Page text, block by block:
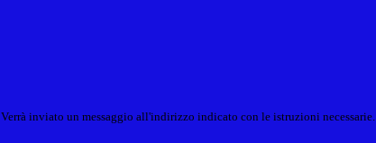
Verrà inviato un messaggio all'indirizzo indicato con le istruzioni necessarie.